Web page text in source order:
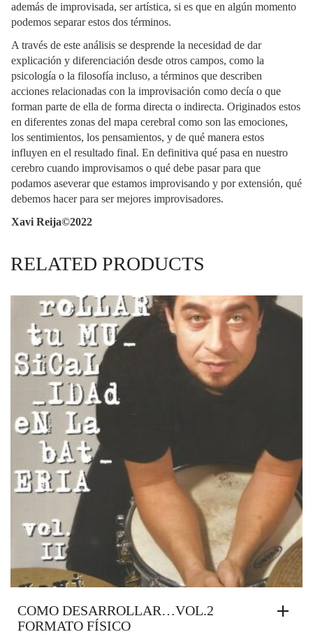
además de improvisada, ser artística, si es que en algún momento
podemos separar estos dos términos.
A través de este análisis se desprende la necesidad de dar
explicación y diferenciación desde otros campos, como la
psicología o la filosofía incluso, a términos que describen
acciones relacionadas con la improvisación como decía o que
forman parte de ella de forma directa o indirecta. Originados estos
en diferentes zonas del mapa cerebral como son las emociones,
los sentimientos, los pensamientos, y de qué manera estos
influyen en el resultado final. En definitiva qué pasa en nuestro
cerebro cuando improvisamos o qué debe pasar para que
podamos aseverar que estamos improvisando y por extensión, qué
debemos hacer para ser mejores improvisadores.
Xavi Reija©2022
RELATED PRODUCTS
COMO DESARROLLAR…VOL.2
FORMATO FÍSICO